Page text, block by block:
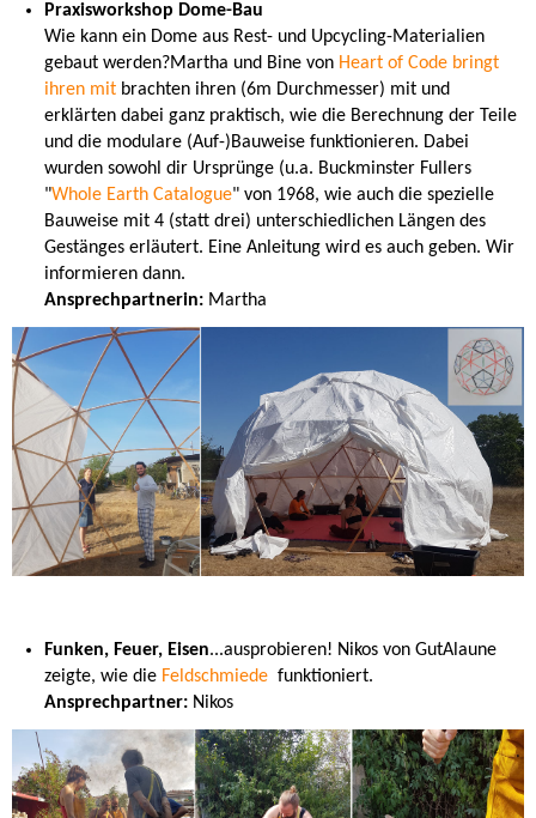
Praxisworkshop Dome-Bau
Wie kann ein Dome aus Rest- und Upcycling-Materialien
gebaut werden?Martha und Bine von Heart of Code bringt
ihren mit brachten ihren (6m Durchmesser) mit und
erklärten dabei ganz praktisch, wie die Berechnung der Teile
und die modulare (Auf-)Bauweise funktionieren. Dabei
wurden sowohl dir Ursprünge (u.a. Buckminster Fullers
"Whole Earth Catalogue" von 1968, wie auch die spezielle
Bauweise mit 4 (statt drei) unterschiedlichen Längen des
Gestänges erläutert. Eine Anleitung wird es auch geben. Wir
informieren dann.
Ansprechpartnerin: Martha
Funken, Feuer, Eisen...ausprobieren! Nikos von GutAlaune
zeigte, wie die Feldschmiede funktioniert.
Ansprechpartner: Nikos